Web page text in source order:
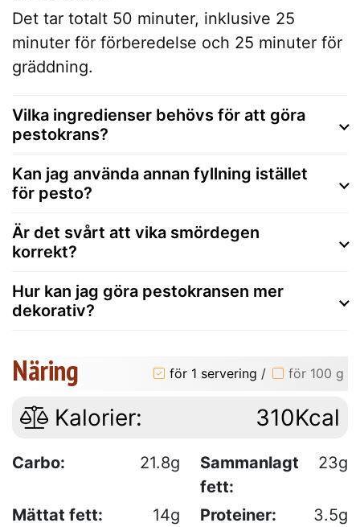
Det tar totalt 50 minuter, inklusive 25
minuter för förberedelse och 25 minuter för
gräddning.
Vilka ingredienser behövs för att göra
pestokrans?
Kan jag använda annan fyllning istället
för pesto?
Är det svårt att vika smördegen
korrekt?
Hur kan jag göra pestokransen mer
dekorativ?
Näring för 1 servering / för 100 g
Kalorier: 310Kcal
Carbo: 21.8g
Sammanlagt
fett:
23g
Mättat fett: 14g Proteiner:
3.5g